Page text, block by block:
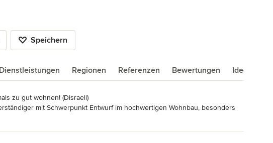
Speichern
Dienstleistungen Regionen Referenzen Bewertungen Ideenbücher
zu gut wohnen! (Disraeli)
mit Schwerpunkt Entwurf im hochwertigen Wohnbau, besonders